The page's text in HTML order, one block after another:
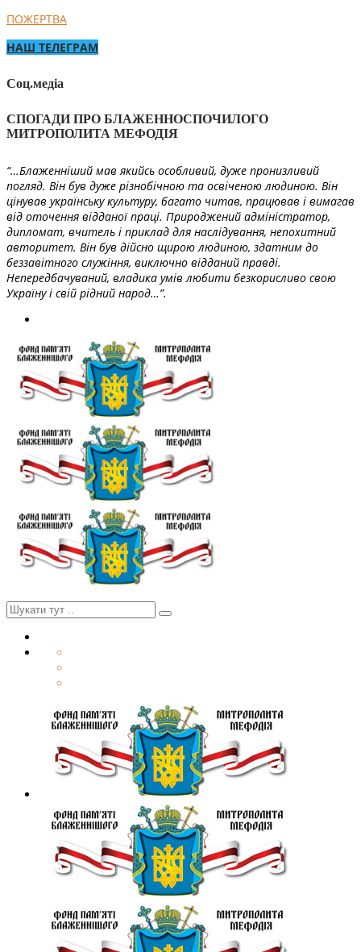
ПОЖЕРТВА
НАШ ТЕЛЕГРАМ
Соц.медіа
СПОГАДИ ПРО БЛАЖЕННОСПОЧИЛОГО
МИТРОПОЛИТА МЕФОДІЯ
“…Блаженніший мав якийсь особливий, дуже пронизливий
погляд. Він був дуже різнобічною та освіченою людиною. Він
цінував українську культуру, багато читав, працював і вимагав
від оточення відданої праці. Природжений адміністратор,
дипломат, вчитель і приклад для наслідування, непохитний
авторитет. Він був дійсно щирою людиною, здатним до
беззавітного служіння, виключно відданий правді.
Непередбачуваний, владика умів любити безкорисливо свою
Україну і свій рідний народ…”.